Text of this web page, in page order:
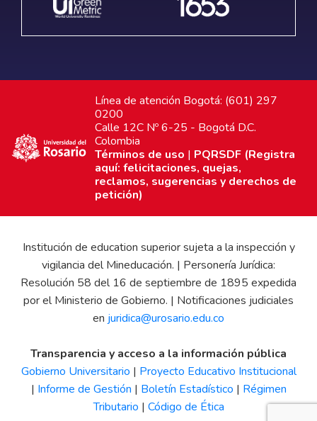
Línea de atención Bogotá: (601) 297
0200
Calle 12C Nº 6-25 - Bogotá D.C.
Colombia
Términos de uso | PQRSDF (Registra
aquí: felicitaciones, quejas,
reclamos, sugerencias y derechos de
petición)
Institución de education superior sujeta a la inspección y
vigilancia del Mineducación. | Personería Jurídica:
Resolución 58 del 16 de septiembre de 1895 expedida
por el Ministerio de Gobierno. | Notificaciones judiciales
en juridica@urosario.edu.co
Transparencia y acceso a la información pública
Gobierno Universitario | Proyecto Educativo Institucional
| Informe de Gestión | Boletín Estadístico | Régimen
Tributario | Código de Ética